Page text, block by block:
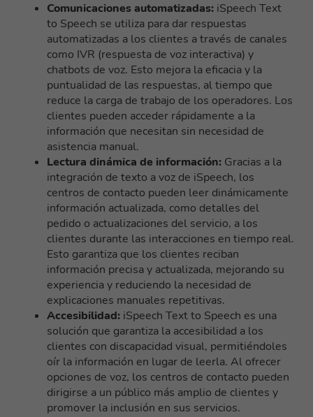
Comunicaciones automatizadas: iSpeech Text
to Speech se utiliza para dar respuestas
automatizadas a los clientes a través de canales
como IVR (respuesta de voz interactiva) y
chatbots de voz. Esto mejora la eficacia y la
puntualidad de las respuestas, al tiempo que
reduce la carga de trabajo de los operadores. Los
clientes pueden acceder rápidamente a la
información que necesitan sin necesidad de
asistencia manual.
Lectura dinámica de información: Gracias a la
integración de texto a voz de iSpeech, los
centros de contacto pueden leer dinámicamente
información actualizada, como detalles del
pedido o actualizaciones del servicio, a los
clientes durante las interacciones en tiempo real.
Esto garantiza que los clientes reciban
información precisa y actualizada, mejorando su
experiencia y reduciendo la necesidad de
explicaciones manuales repetitivas.
Accesibilidad: iSpeech Text to Speech es una
solución que garantiza la accesibilidad a los
clientes con discapacidad visual, permitiéndoles
oír la información en lugar de leerla. Al ofrecer
opciones de voz, los centros de contacto pueden
dirigirse a un público más amplio de clientes y
promover la inclusión en sus servicios.